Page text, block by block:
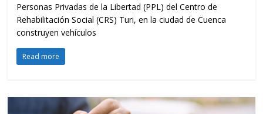
Personas Privadas de la Libertad (PPL) del Centro de
Rehabilitación Social (CRS) Turi, en la ciudad de Cuenca
construyen vehículos
Read more